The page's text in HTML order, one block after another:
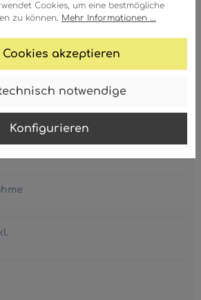
Cookies, um eine bestmögliche
zu können. Mehr Informationen ...
Cookies akzeptieren
notwendige
Konfigurieren